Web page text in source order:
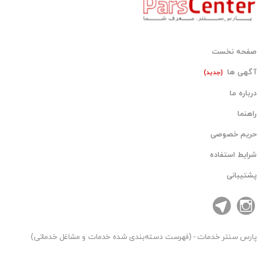
صفحه نخست
آگهی ها (جدید)
درباره ما
راهنما
حریم خصوصی
شرایط استفاده
پشتیبانی
پارس سنترخدمات - (فهرست دسته‌بندی شده خدمات و مشاغل خدماتی)